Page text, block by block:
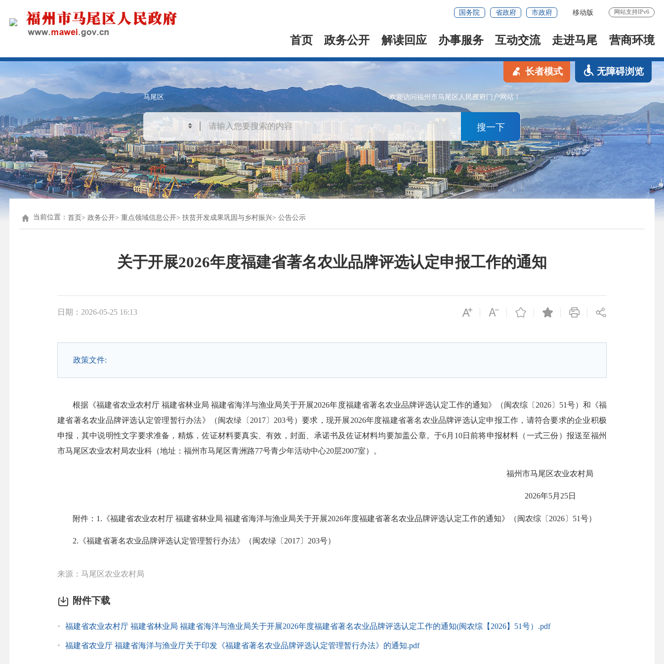
国务院 省政府 市政府 移动版 网站支持IPv6
首页 政务公开 解读回应 办事服务 互动交流 走进马尾 营商环境
马尾区 欢迎访问福州市马尾区人民政府门户网站！
搜一下
长者模式 无障碍浏览
当前位置：首页 政务公开 重点领域信息公开 扶贫开发成果巩固与乡村振兴 公告公示
关于开展2026年度福建省著名农业品牌评选认定申报工作的通知
日期：2026-05-25 16:13
政策文件:
根据《福建省农业农村厅 福建省林业局 福建省海洋与渔业局关于开展2026年度福建省著名农业品牌评选认定工作的通知》（闽农综〔2026〕51号）和《福
建省著名农业品牌评选认定管理暂行办法》（闽农绿〔2017〕203号）要求，现开展2026年度福建省著名农业品牌评选认定申报工作，请符合要求的企业积极
申报，其中说明性文字要求准备，精炼，佐证材料要真实、有效，封面、承诺书及佐证材料均要加盖公章。于6月10日前将申报材料（一式三份）报送至福州
市马尾区农业农村局农业科（地址：福州市马尾区青洲路77号青少年活动中心20层2007室）。
福州市马尾区农业农村局
2026年5月25日
附件：1.《福建省农业农村厅 福建省林业局 福建省海洋与渔业局关于开展2026年度福建省著名农业品牌评选认定工作的通知》（闽农综〔2026〕51号）
2.《福建省著名农业品牌评选认定管理暂行办法》（闽农绿〔2017〕203号）
来源：马尾区农业农村局
附件下载
福建省农业农村厅 福建省林业局 福建省海洋与渔业局关于开展2026年度福建省著名农业品牌评选认定工作的通知(闽农综【2026】51号）.pdf
福建省农业厅 福建省海洋与渔业厅关于印发《福建省著名农业品牌评选认定管理暂行办法》的通知.pdf